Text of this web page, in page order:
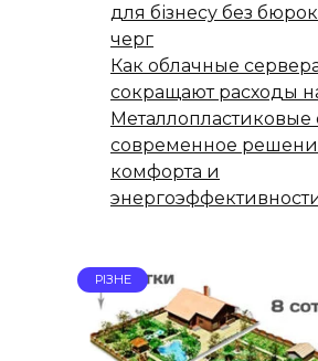
для бізнесу без
черг
Как облачные
сокращают расходы
Металлопластиковые
современное
комфорта и
РІЗНЕ